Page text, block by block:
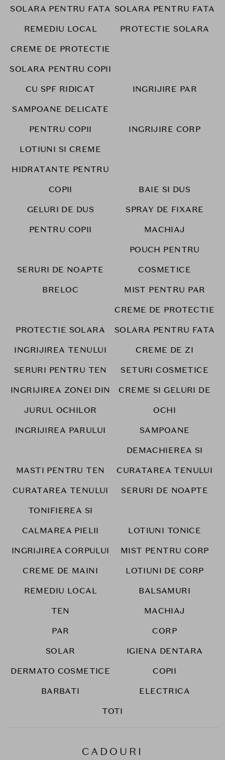
SOLARA PENTRU FATA SOLARA PENTRU FATA
REMEDIU LOCAL
PROTECTIE SOLARA
CREME DE PROTECTIE
SOLARA PENTRU COPII
CU SPF RIDICAT
INGRIJIRE PAR
SAMPOANE DELICATE
PENTRU COPII
INGRIJIRE CORP
LOTIUNI SI CREME
HIDRATANTE PENTRU
COPII
BAIE SI DUS
GELURI DE DUS
PENTRU COPII
SPRAY DE FIXARE
MACHIAJ
SERURI DE NOAPTE
POUCH PENTRU
COSMETICE
BRELOC
MIST PENTRU PAR
PROTECTIE SOLARA
CREME DE PROTECTIE
SOLARA PENTRU FATA
INGRIJIREA TENULUI
CREME DE ZI
SERURI PENTRU TEN
SETURI COSMETICE
INGRIJIREA ZONEI DIN
JURUL OCHILOR
CREME SI GELURI DE
OCHI
INGRIJIREA PARULUI
SAMPOANE
MASTI PENTRU TEN
DEMACHIEREA SI
CURATAREA TENULUI
CURATAREA TENULUI
SERURI DE NOAPTE
TONIFIEREA SI
CALMAREA PIELII
LOTIUNI TONICE
INGRIJIREA CORPULUI
MIST PENTRU CORP
CREME DE MAINI
LOTIUNI DE CORP
REMEDIU LOCAL
BALSAMURI
TEN
MACHIAJ
PAR
CORP
SOLAR
IGIENA DENTARA
DERMATO COSMETICE
COPII
BARBATI
ELECTRICA
TOTI
CADOURI